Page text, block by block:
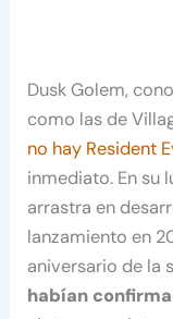
Dusk Golem,
como las de
no hay Resident
inmediato. En su
arrastra en
lanzamiento en
aniversario de la
habían